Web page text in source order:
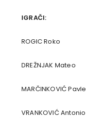
IGRAČI:
ROGIC Roko
DREŽNJAK Mateo
MARČINKOVIĆ Pavle
VRANKOVIĆ Antonio